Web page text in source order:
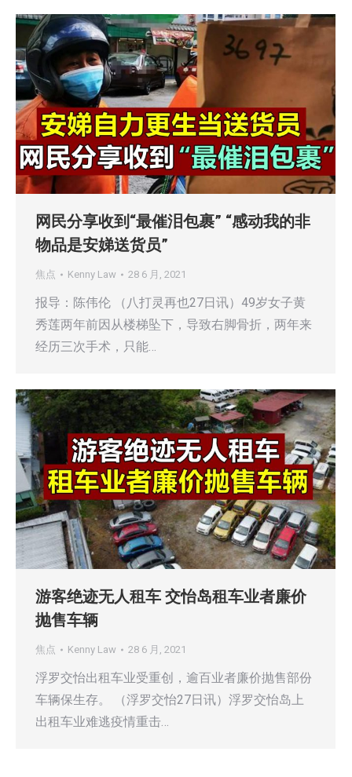
网民分享收到“最催泪包裹” “感动我的非
物品是安娣送货员”
焦点 Kenny Law 28 6 月, 2021
报导：陈伟伦 （八打灵再也27日讯）49岁女子黄
秀莲两年前因从楼梯坠下，导致右脚骨折，两年来
经历三次手术，只能…
游客绝迹无人租车 交怡岛租车业者廉价
抛售车辆
焦点 Kenny Law 28 6 月, 2021
浮罗交怡出租车业受重创，逾百业者廉价抛售部份
车辆保生存。 （浮罗交怡27日讯）浮罗交怡岛上
出租车业难逃疫情重击…